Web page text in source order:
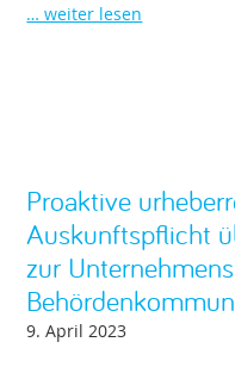
… weiter lesen
Proaktive
Auskunftspflicht
zur
9. April 2023